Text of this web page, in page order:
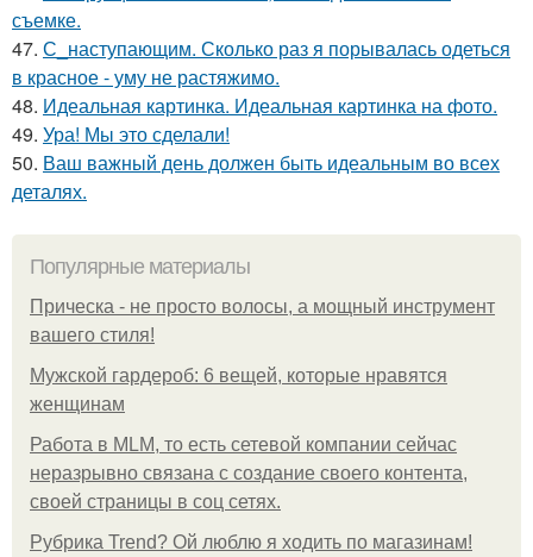
съемке.
47. С_наступающим. Сколько раз я порывалась одеться
в красное - уму не растяжимо.
48. Идеальная картинка. Идеальная картинка на фото.
49. Ура! Мы это сделали!
50. Ваш важный день должен быть идеальным во всех
деталях.
Популярные материалы
Прическа - не просто волосы, а мощный инструмент
вашего стиля!
Мужской гардероб: 6 вещей, которые нравятся
женщинам
Работа в MLM, то есть сетевой компании сейчас
неразрывно связана с создание своего контента,
своей страницы в соц сетях.
Рубрика Trend? Ой люблю я ходить по магазинам!